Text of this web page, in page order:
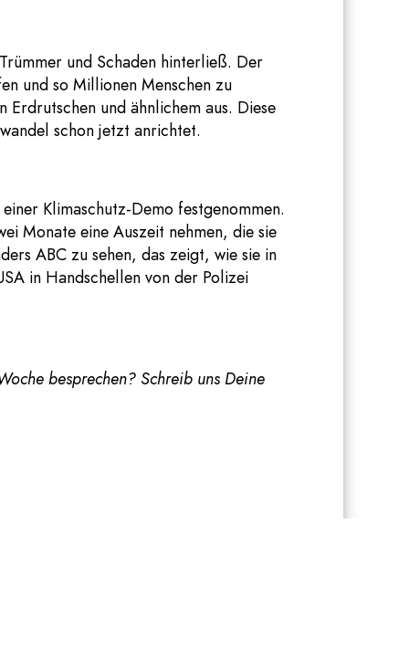
und Schaden hinterließ. Der
und so Millionen Menschen zu
und ähnlichem aus. Diese
schon jetzt anrichtet.
Klimaschutz-Demo festgenommen.
Monate eine Auszeit nehmen, die sie
ABC zu sehen, das zeigt, wie sie in
in Handschellen von der Polizei
besprechen? Schreib uns Deine